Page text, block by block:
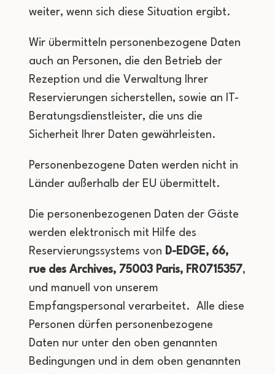
weiter, wenn sich diese Situation ergibt.
Wir übermitteln personenbezogene Daten
auch an Personen, die den Betrieb der
Rezeption und die Verwaltung Ihrer
Reservierungen sicherstellen, sowie an IT-
Beratungsdienstleister, die uns die
Sicherheit Ihrer Daten gewährleisten.
Personenbezogene Daten werden nicht in
Länder außerhalb der EU übermittelt.
Die personenbezogenen Daten der Gäste
werden elektronisch mit Hilfe des
Reservierungssystems von D-EDGE, 66,
rue des Archives, 75003 Paris, FR0715357,
und manuell von unserem
Empfangspersonal verarbeitet. Alle diese
Personen dürfen personenbezogene
Daten nur unter den oben genannten
Bedingungen und in dem oben genannten